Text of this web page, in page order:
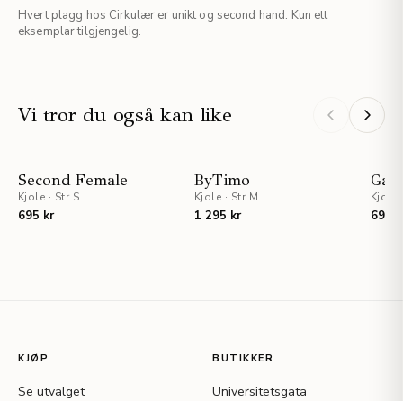
Hvert plagg hos Cirkulær er unikt og second hand. Kun ett
eksemplar tilgjengelig.
Vi tror du også kan like
STAFF PICKS
Second Female
Kjole · Str S
695 kr
ByTimo
Kjole · Str M
1 295 kr
Kjole
695
KJØP
Se utvalget
BUTIKKER
Universitetsgata